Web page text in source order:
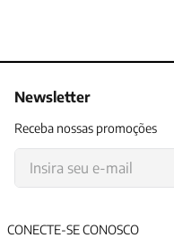
Newsletter
Receba nossas promoções
CONECTE-SE CONOSCO